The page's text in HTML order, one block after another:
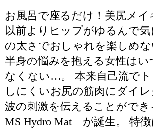
お風呂で座るだけ！美尻メイ
以前よりヒップがゆるんで気
の太さでおしゃれを楽しめ
半身の悩みを抱える女性はい
なくない…。 本来自己流で
しにくいお尻の筋肉にダイ
波の刺激を伝えることができ
MS Hydro Mat」が誕生。 特